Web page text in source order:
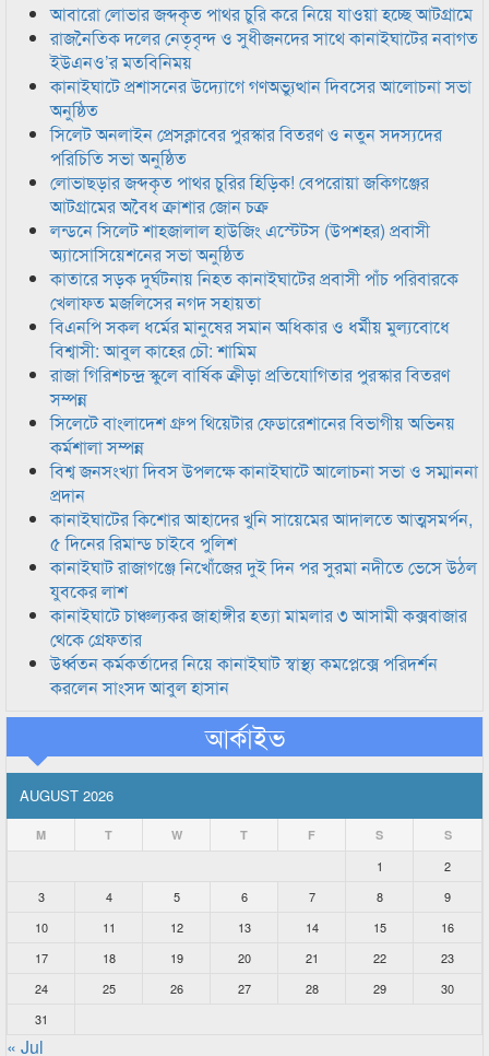
আবারো লোভার জব্দকৃত পাথর চুরি করে নিয়ে যাওয়া হচ্ছে আটগ্রামে
রাজনৈতিক দলের নেতৃবৃন্দ ও সুধীজনদের সাথে কানাইঘাটের নবাগত
ইউএনও’র মতবিনিময়
কানাইঘাটে প্রশাসনের উদ্যোগে গণঅভ্যুত্থান দিবসের আলোচনা সভা
অনুষ্ঠিত
সিলেট অনলাইন প্রেসক্লাবের পুরস্কার বিতরণ ও নতুন সদস্যদের
পরিচিতি সভা অনুষ্ঠিত
লোভাছড়ার জব্দকৃত পাথর চুরির হিড়িক! বেপরোয়া জকিগঞ্জের
আটগ্রামের অবৈধ ক্রাশার জোন চক্র
লন্ডনে সিলেট শাহজালাল হাউজিং এস্টেটস (উপশহর) প্রবাসী
অ্যাসোসিয়েশনের সভা অনুষ্ঠিত
কাতারে সড়ক দুর্ঘটনায় নিহত কানাইঘাটের প্রবাসী পাঁচ পরিবারকে
খেলাফত মজলিসের নগদ সহায়তা
বিএনপি সকল ধর্মের মানুষের সমান অধিকার ও ধর্মীয় মুল্যবোধে
বিশ্বাসী: আবুল কাহের চৌ: শামিম
রাজা গিরিশচন্দ্র স্কুলে বার্ষিক ক্রীড়া প্রতিযোগিতার পুরস্কার বিতরণ
সম্পন্ন
সিলেটে বাংলাদেশ গ্রুপ থিয়েটার ফেডারেশানের বিভাগীয় অভিনয়
কর্মশালা সম্পন্ন
বিশ্ব জনসংখ্যা দিবস উপলক্ষে কানাইঘাটে আলোচনা সভা ও সম্মাননা
প্রদান
কানাইঘাটের কিশোর আহাদের খুনি সায়েমের আদালতে আত্মসমর্পন,
৫ দিনের রিমান্ড চাইবে পুলিশ
কানাইঘাট রাজাগঞ্জে নিখোঁজের দুই দিন পর সুরমা নদীতে ভেসে উঠল
যুবকের লাশ
কানাইঘাটে চাঞ্চল্যকর জাহাঙ্গীর হত্যা মামলার ৩ আসামী কক্সবাজার
থেকে গ্রেফতার
উর্ধ্বতন কর্মকর্তাদের নিয়ে কানাইঘাট স্বাস্থ্য কমপ্লেক্সে পরিদর্শন
করলেন সাংসদ আবুল হাসান
আর্কাইভ
AUGUST 2026
M T W T F S S
1
2
3
4 5 6 7 8
9
10
11 12 13 14 15
16
17
18 19 20 21 22
23
24
25 26 27 28 29
30
31
« Jul